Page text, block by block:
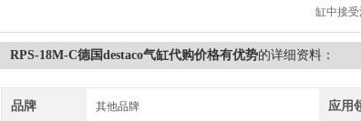
缸中接受
RPS-18M-C德国destaco气缸代购价格有优势的详细资料：
品牌 其他品牌 应用